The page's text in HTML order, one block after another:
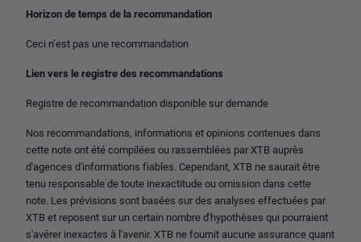
Horizon de temps de la recommandation
Ceci n’est pas une recommandation
Lien vers le registre des recommandations
Registre de recommandation disponible sur demande
Nos recommandations, informations et opinions contenues dans
cette note ont été compilées ou rassemblées par XTB auprès
d'agences d'informations fiables. Cependant, XTB ne saurait être
tenu responsable de toute inexactitude ou omission dans cette
note. Les prévisions sont basées sur des analyses effectuées par
XTB et reposent sur un certain nombre d'hypothèses qui pourraient
s'avérer inexactes à l'avenir. XTB ne fournit aucune assurance quant